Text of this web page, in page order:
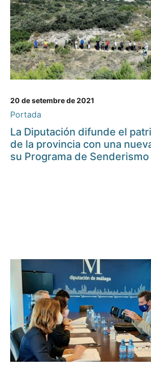
20 de setembre de 2021
Portada
La Diputación difunde el
de la provincia con una
su Programa de Senderismo